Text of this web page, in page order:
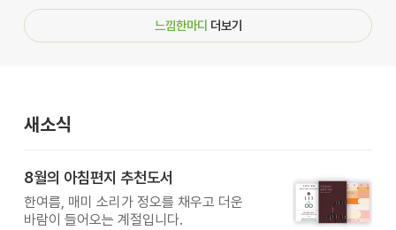
느낌한마디 더보기
새소식
8월의 아침편지 추천도서
한여름, 매미 소리가 정오를 채우고 더운
바람이 들어오는 계절입니다.